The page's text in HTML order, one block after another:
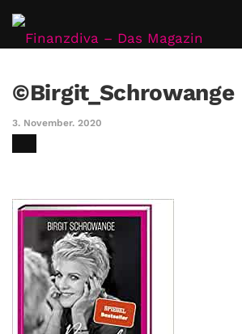
©Birgit_Schrowange
3. November. 2020